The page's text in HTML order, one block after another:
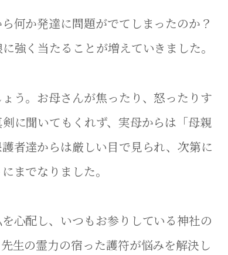
何か発達に問題がでてしまったのか？
強く当たることが増えていきました。
う。お母さんが焦ったり、怒ったりす
に聞いてもくれず、実母からは「母親
者達からは厳しい目で見られ、次第に
までなりました。
心配し、いつもお参りしている神社の
生の霊力の宿った護符が悩みを解決し